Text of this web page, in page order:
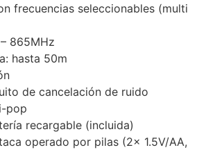
frecuencias seleccionables (multi
865MHz
hasta 50m
de cancelación de ruido
pop
recargable (incluida)
operado por pilas (2x 1.5V/AA,